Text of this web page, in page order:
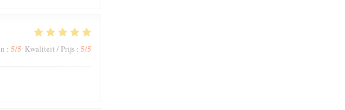
: 5/5 Kwaliteit / Prijs : 5/5